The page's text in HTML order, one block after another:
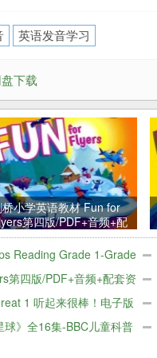
英语发音学习
下载
桥小学英语教材 Fun for
第四版/PDF+音频+配
资料
Reading Grade 1-Grade
料
第四版/PDF+音频+配套资
料
1 听起来很棒！电子版
像)
球》全16集-BBC儿童科普